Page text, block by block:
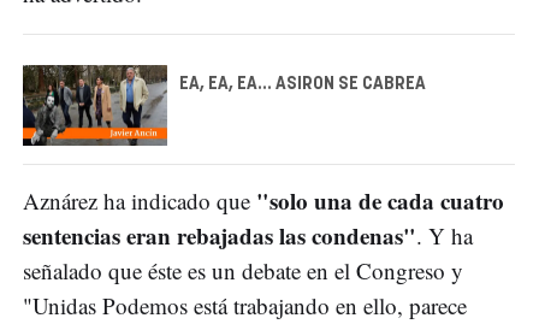
EA, EA, EA... ASIRON SE CABREA
Aznárez ha indicado que "solo una de cada cuatro
sentencias eran rebajadas las condenas". Y ha
señalado que éste es un debate en el Congreso y
"Unidas Podemos está trabajando en ello, parece